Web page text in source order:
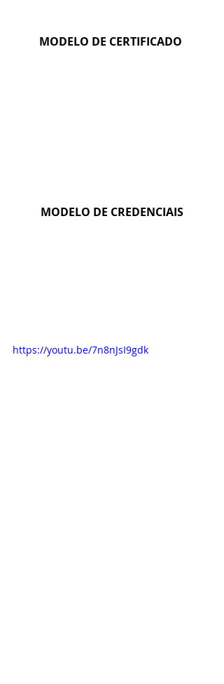
MODELO DE CERTIFICADO
MODELO DE CREDENCIAIS
https://youtu.be/7n8nJsI9gdk